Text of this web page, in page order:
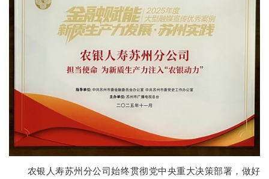
农银人寿苏州分公司始终贯彻党中央重大决策部署，做好